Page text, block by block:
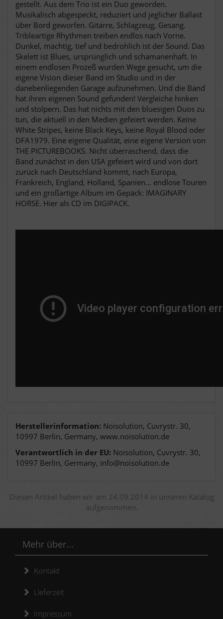
gestellt. Aus dem Trio ist ein Duo geworden.
Musikalisch abgespeckt, reduziert und jeglicher Ballast
über Bord geworfen. Gitarre, Schlagzeug, Gesang.
Tribleartige Rhythmen treiben endlos nach Vorne.
Dunkel, mächtig, tief und bedrohlich ist der Sound. Das
Skelett ist Blues, ursprünglich und schamanenhaft. In
einem endlosen Prozeß wurden Wege gesucht, um die
eigene Vision dieser Band im Studio und in der
danebenliegenden Garage aufzunehmen. Und die Band
hat ihren eigenen Sound gefunden! Vergleiche hinken
und stolpern. Das hat nichts mit den bluesigen Duos zu
tun, die aktuell in den Medien gefeiert werden. Keine
White Stripes, keine Black Keys, keine Royal Blood oder
DFA1979. Eine eigene Qualität, eine eigene Version von
THE PICTUREBOOKS. Nicht überraschend, dass die
Band zunächst in den USA gefeiert wird und von dort
zurück nach Deutschland kommt, nach Europa,
Frankreich, England, Holland, Spanien... endlose Touren
und ein großartige Album im Gepäck: IMAGINARY
HORSE. Hier als CD im DIGIPACK.
Herstellerinformation: Noisolution, Cuvrystr. 30,
10997 Berlin, Germany, www.noisolution.de
Verantwortlich in der EU: Noisolution, Cuvrystr. 30,
10997 Berlin, Germany, info@noisolution.de
Diesen Artikel haben wir am 24.09.2014 in unseren Katalog
aufgenommen.
Mehr über...
Kontakt
Lieferzeit
Impressum